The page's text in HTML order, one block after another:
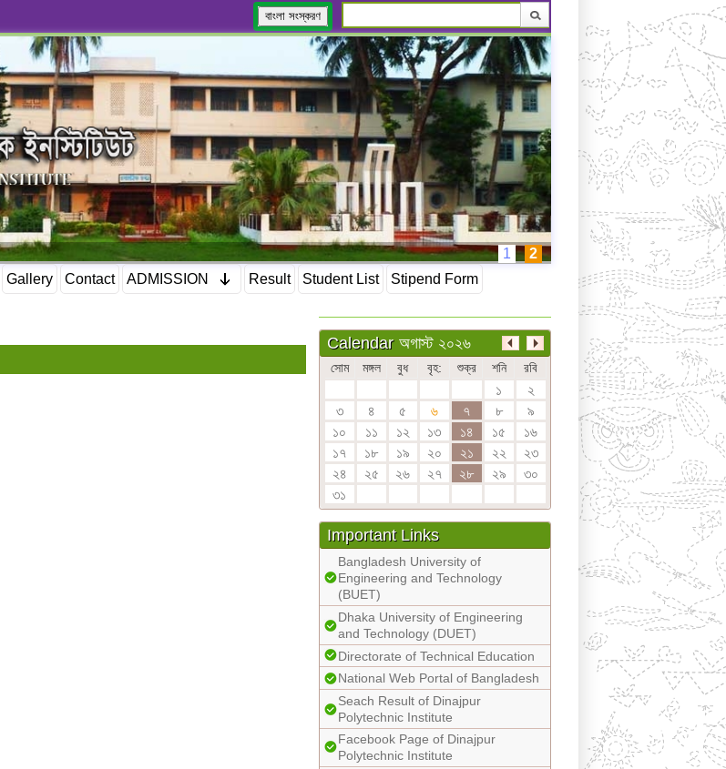
বাংলা সংস্করণ
1
2
Gallery Contact ADMISSION Result Student List Stipend Form
Calendar অগাস্ট ২০২৬
সোম মঙ্গল বুধ বৃহ: শুক্র শনি রবি
১
২
৩
৪ ৫ ৬ ৭ ৮
৯
১০
১১ ১২ ১৩ ১৪ ১৫
১৬
১৭
১৮ ১৯ ২০ ২১ ২২
২৩
২৪
২৫ ২৬ ২৭ ২৮ ২৯
৩০
৩১
Important Links
Bangladesh University of
Engineering and Technology
(BUET)
Dhaka University of Engineering
and Technology (DUET)
Directorate of Technical Education
National Web Portal of Bangladesh
Seach Result of Dinajpur
Polytechnic Institute
Facebook Page of Dinajpur
Polytechnic Institute